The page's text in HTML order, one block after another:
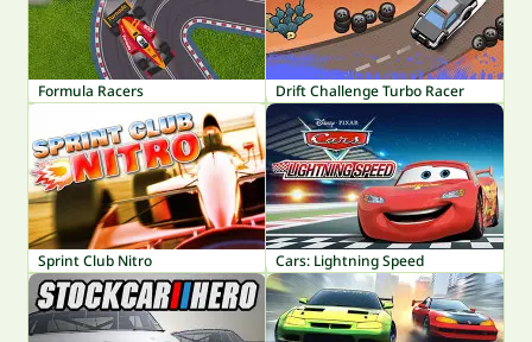
Formula Racers Drift Challenge Turbo Racer
Sprint Club Nitro Cars: Lightning Speed